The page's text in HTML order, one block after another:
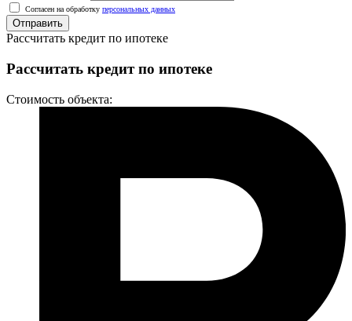
Согласен на обработку персональных данных
Отправить
Рассчитать кредит по ипотеке
Рассчитать кредит по ипотеке
Стоимость объекта: